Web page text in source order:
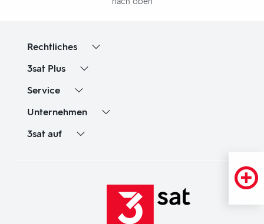
Rechtliches
3sat Plus
Service
Unternehmen
3sat auf